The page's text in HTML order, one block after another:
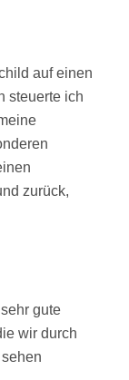
auf einen
steuerte ich
zurück,
gute
wir durch